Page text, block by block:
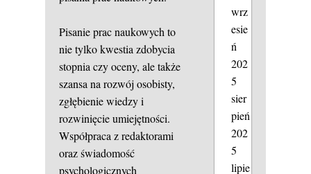
Pisanie prac naukowych to
nie tylko kwestia zdobycia
stopnia czy oceny, ale także
szansa na rozwój osobisty,
zgłębienie wiedzy i
rozwinięcie umiejętności.
Współpraca z redaktorami
oraz świadomość
psychologicznych
wrz
esie
ń
202
5
sier
pień
202
5
lipie